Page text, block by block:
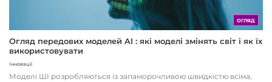
ОГЛЯД
Огляд передових моделей AI : які моделі змінять світ і як їх
використовувати
Інновації
Моделі ШІ розробляються із запаморочливою швидкістю всіма,